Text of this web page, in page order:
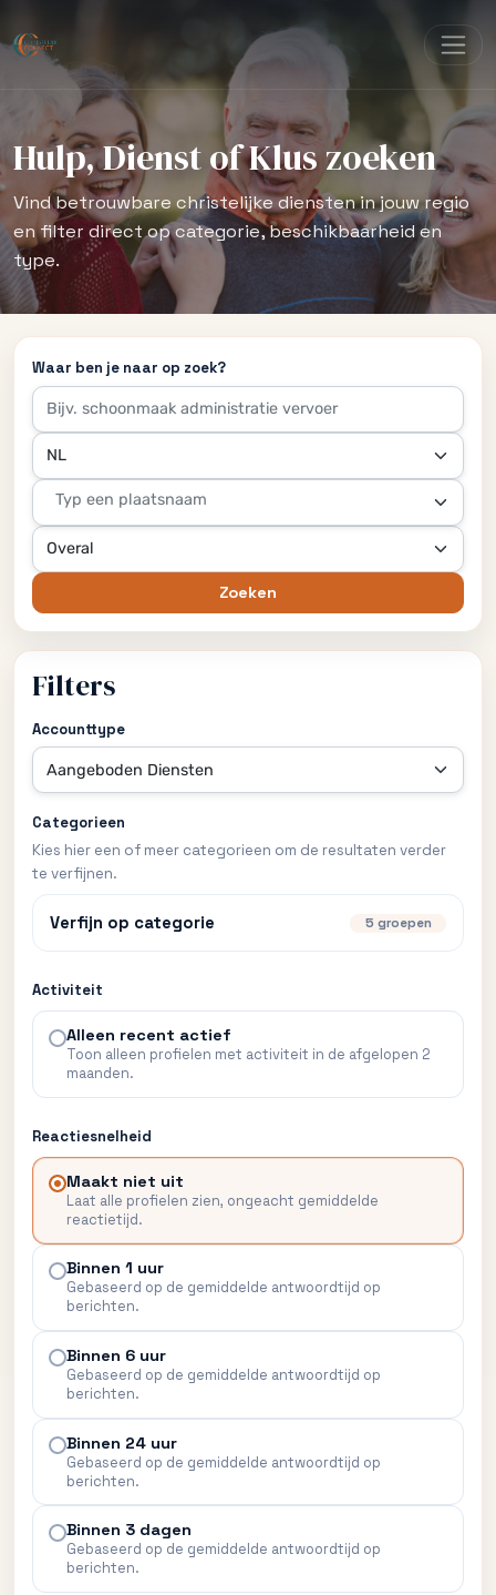
Hulp, Dienst of Klus zoeken
Vind betrouwbare christelijke diensten in jouw regio
en filter direct op categorie, beschikbaarheid en
type.
Waar ben je naar op zoek?
Typ een plaatsnaam
Zoeken
Filters
Accounttype
Categorieen
Kies hier een of meer categorieen om de resultaten verder
te verfijnen.
Verfijn op categorie 5 groepen
Activiteit
Alleen recent actief
Toon alleen profielen met activiteit in de afgelopen 2
maanden.
Reactiesnelheid
Maakt niet uit
Laat alle profielen zien, ongeacht gemiddelde
reactietijd.
Binnen 1 uur
Gebaseerd op de gemiddelde antwoordtijd op
berichten.
Binnen 6 uur
Gebaseerd op de gemiddelde antwoordtijd op
berichten.
Binnen 24 uur
Gebaseerd op de gemiddelde antwoordtijd op
berichten.
Binnen 3 dagen
Gebaseerd op de gemiddelde antwoordtijd op
berichten.